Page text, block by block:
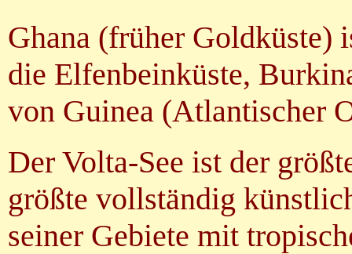
Ghana (früher Goldküste)
die Elfenbeinküste,
von Guinea (Atlantischer
Der Volta-See ist der
größte vollständig
seiner Gebiete mit